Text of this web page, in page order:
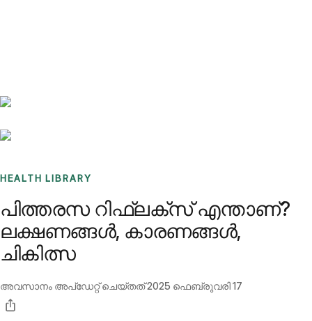
HEALTH LIBRARY
പിത്തരസ റിഫ്ലക്സ് എന്താണ്?
ലക്ഷണങ്ങൾ, കാരണങ്ങൾ,
ചികിത്സ
അവസാനം അപ്ഡേറ്റ് ചെയ്തത്2025 ഫെബ്രുവരി 17